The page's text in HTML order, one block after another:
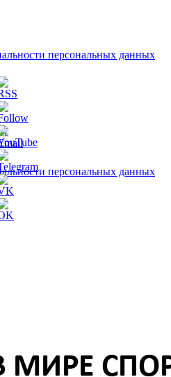
персональных данных
персональных данных